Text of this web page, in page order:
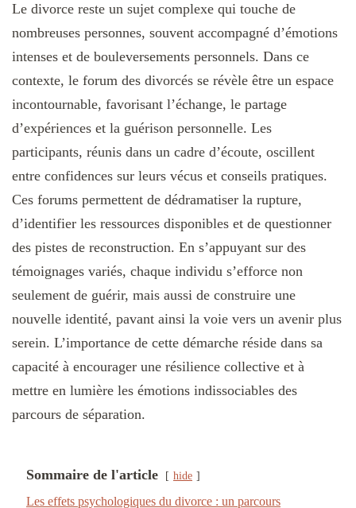
Le divorce reste un sujet complexe qui touche de
nombreuses personnes, souvent accompagné d’émotions
intenses et de bouleversements personnels. Dans ce
contexte, le forum des divorcés se révèle être un espace
incontournable, favorisant l’échange, le partage
d’expériences et la guérison personnelle. Les
participants, réunis dans un cadre d’écoute, oscillent
entre confidences sur leurs vécus et conseils pratiques.
Ces forums permettent de dédramatiser la rupture,
d’identifier les ressources disponibles et de questionner
des pistes de reconstruction. En s’appuyant sur des
témoignages variés, chaque individu s’efforce non
seulement de guérir, mais aussi de construire une
nouvelle identité, pavant ainsi la voie vers un avenir plus
serein. L’importance de cette démarche réside dans sa
capacité à encourager une résilience collective et à
mettre en lumière les émotions indissociables des
parcours de séparation.
Sommaire de l'article hide
Les effets psychologiques du divorce : un parcours